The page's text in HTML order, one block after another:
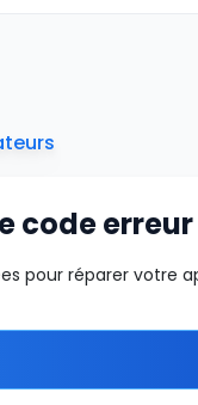
erreur
pour réparer votre